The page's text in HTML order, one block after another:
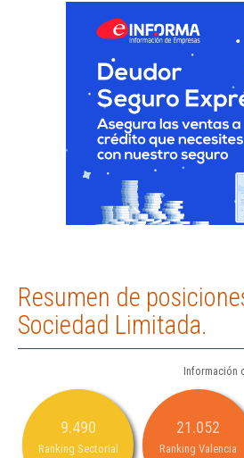
Resumen de
Sociedad Limitada.
Información
9.490
Ranking Sectorial
21.052
Ranking Valencia